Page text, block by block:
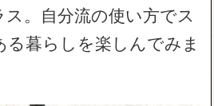
。自分流の使い方でス
暮らしを楽しんでみま